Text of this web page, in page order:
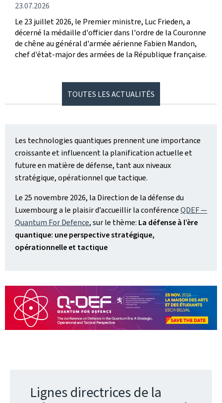
date
de
publication
23.07.2026
Le 23 juillet 2026, le Premier ministre, Luc Frieden, a
décerné la médaille d'officier dans l'ordre de la Couronne
de chêne au général d'armée aérienne Fabien Mandon,
chef d'état-major des armées de la République française.
TOUTES LES ACTUALITÉS
Les technologies quantiques prennent une importance
croissante et influencent la planification actuelle et
future en matière de défense, tant aux niveaux
stratégique, opérationnel que tactique.
Le 25 novembre 2026, la Direction de la défense du
Luxembourg a le plaisir d’accueillir la conférenceQDEF —
Quantum For Defence, sur le thème: La défense à l’ère
quantique: une perspective stratégique,
opérationnelle et tactique
Lignes directrices de la